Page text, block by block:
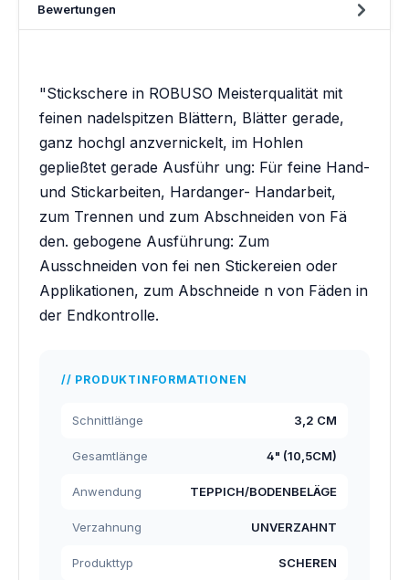
Bewertungen
"Stickschere in ROBUSO Meisterqualität mit
feinen nadelspitzen Blättern, Blätter gerade,
ganz hochgl anzvernickelt, im Hohlen
gepließtet gerade Ausführ ung: Für feine Hand-
und Stickarbeiten, Hardanger- Handarbeit,
zum Trennen und zum Abschneiden von Fä
den. gebogene Ausführung: Zum
Ausschneiden von fei nen Stickereien oder
Applikationen, zum Abschneide n von Fäden in
der Endkontrolle.
PRODUKTINFORMATIONEN
Schnittlänge 3,2 CM
Gesamtlänge 4" (10,5CM)
Anwendung TEPPICH/BODENBELÄGE
Verzahnung UNVERZAHNT
Produkttyp SCHEREN